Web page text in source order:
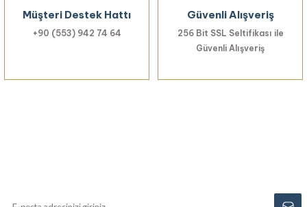
Müşteri Destek Hattı
+90 (553) 942 74 64
Güvenli Alışveriş
256 Bit SSL Seltifikası ile
Güvenli Alışveriş